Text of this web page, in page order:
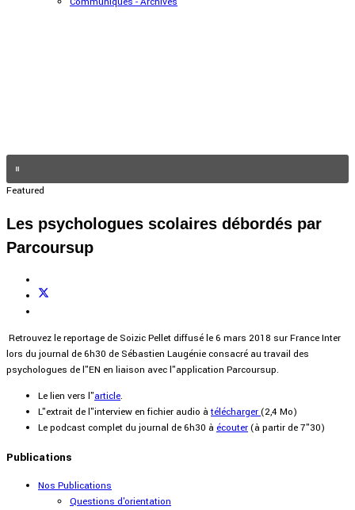
Featured
Les psychologues scolaires débordés par
Parcoursup
Retrouvez le reportage de Soizic Pellet diffusé le 6 mars 2018 sur France Inter
lors du journal de 6h30 de Sébastien Laugénie consacré au travail des
psychologues de l"EN en liaison avec l"application Parcoursup.
Le lien vers l"article.
L"extrait de l"interview en fichier audio àtélécharger(2,4 Mo)
Le podcast complet du journal de 6h30 à écouter(à partir de 7"30)
Publications
Nos Publications
Questions d'orientation